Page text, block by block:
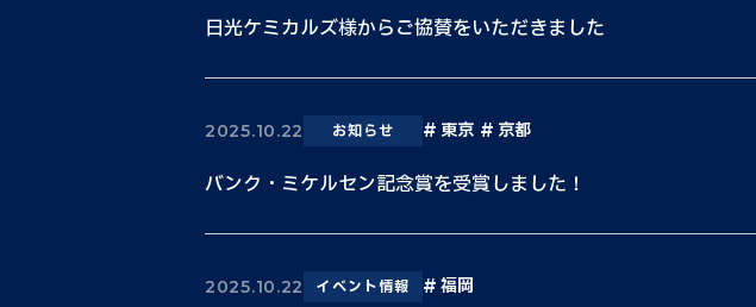
日光ケミカルズ様からご協賛をいただきました
2025.10.22 お知らせ 東京 京都
バンク・ミケルセン記念賞を受賞しました！
2025.10.22 イベント情報 福岡